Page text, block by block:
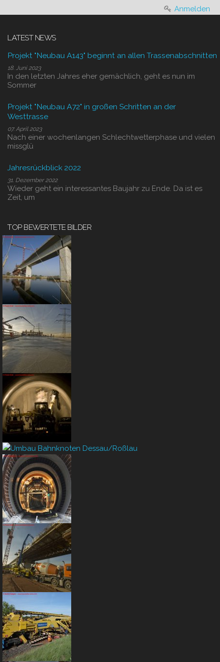
Anmelden
LATEST NEWS
Projekt "Neubau A143" beginnt an allen Trassenabschnitten
18. Juni 2023
In den letzten Jahres eher gemächlich, geht es nun im
Sommer
Projekt "Neubau A72" in großen Schritten an der
Westtrasse
07. April 2023
Nach einer wochenlangen Schlechtwetterphase und vielen
missglü
Jahresrückblick 2022
31. Dezember 2022
Wieder geht ein interessantes Baujahr zu Ende. Da ist es
Zeit, um
TOP BEWERTETE BILDER